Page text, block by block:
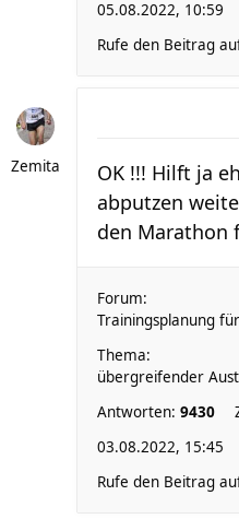
05.08.2022, 10:59
Rufe den Beitrag
Zemita
OK !!! Hilft ja
abputzen
den Marathon
Forum:
Trainingsplanung
Thema:
übergreifender
Antworten: 9430
03.08.2022, 15:45
Rufe den Beitrag